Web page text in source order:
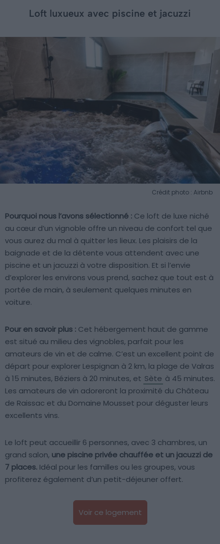
Loft luxueux avec piscine et jacuzzi
Crédit photo : Airbnb
Pourquoi nous l’avons sélectionné : Ce loft de luxe niché
au cœur d’un vignoble offre un niveau de confort tel que
vous aurez du mal à quitter les lieux. Les plaisirs de la
baignade et de la détente vous attendent avec une
piscine et un jacuzzi à votre disposition. Et si l’envie
d’explorer les environs vous prend, sachez que tout est à
portée de main, à seulement quelques minutes en
voiture.
Pour en savoir plus : Cet hébergement haut de gamme
est situé au milieu des vignobles, parfait pour les
amateurs de vin et de calme. C’est un excellent point de
départ pour explorer Lespignan à 2 km, la plage de Valras
à 15 minutes, Béziers à 20 minutes, et Sète à 45 minutes.
Les amateurs de vin adoreront la proximité du Château
de Raissac et du Domaine Mousset pour déguster leurs
excellents vins.
Le loft peut accueillir 6 personnes, avec 3 chambres, un
grand salon, une piscine privée chauffée et un jacuzzi de
7 places. Idéal pour les familles ou les groupes, vous
profiterez également d’un petit-déjeuner offert.
Voir ce logement